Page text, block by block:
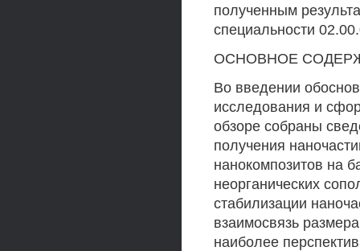
полученным
специальности
ОСНОВНОЕ
Во введении
исследования и
обзоре собраны
получения
нанокомпозитов на
неорганических
стабилизации
взаимосвязь
наиболее